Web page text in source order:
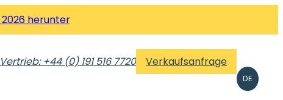
herunter
Vertrieb: +44 (0) 191 516 7720 Verkaufsanfrage
DE